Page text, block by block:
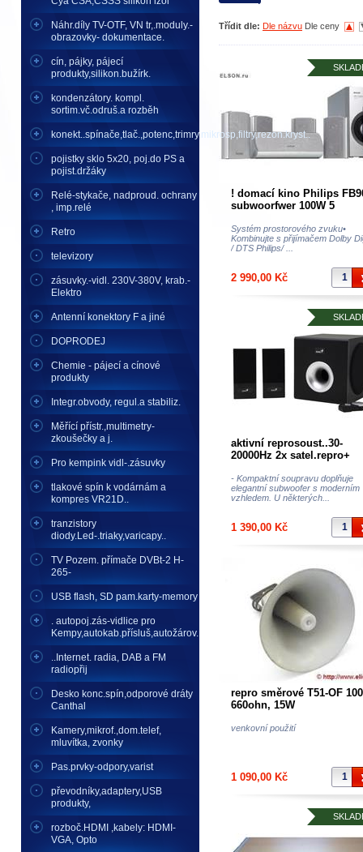
Náhr.díly TV-OTF, VN tr,.moduly.-
obrazovky- dokumentace.
cín, pájky, pájecí
produkty,silikon.bužírk.
kondenzátory. kompl.
sortim.vč.odruš.a rozběh
konekt..spínače,tlač.,potenc,trimry,mikrosp,filtry,rezon.kryst..
pojistky sklo 5x20, poj.do PS a
pojist.držáky
Relé-stykače, nadproud. ochrany
, imp.relé
Retro
televizory
zásuvky.-vidl. 230V-380V, krab.-
Elektro
Antenní konektory F a jiné
DOPRODEJ
Chemie - pájecí a cínové
produkty
Integr.obvody, regul.a stabiliz.
Měřící přístr.,multimetry-
zkoušečky a j.
Pro kempink vidl-.zásuvky
tlakové spín k vodárnám a
kompres VR21D..
tranzistory
diody.Led-.triaky,varicapy..
TV Pozem. přímače DVBt-2 H-
265-
USB flash, SD pam.karty-memory
. autopoj.zás-vidlice pro
Kempy,autokab.přísluš,autožárov.
..Internet. radia, DAB a FM
radiopřij
Desko konc.spín,odporové dráty
Canthal
Kamery,mikrof.,dom.telef,
mluvítka, zvonky
Pas.prvky-odpory,varist
převodníky,adaptery,USB
produkty,
rozboč.HDMI ,kabely: HDMI-
VGA, Opto
Třídit dle: Dle názvu Dle ceny
! domací kino Philips
subwoorfwer 100W 5
Systém prostorového zvuku•
Kombinujte s přijímačem Dolby
/ DTS Philips/ ...
2 990,00 Kč
aktivní reprosoust..30-
20000Hz 2x satel.repro+
Genius vhodné k TV, a j.
- Kompaktní soupravu doplňuje
elegantní subwoofer s moderním
vzhledem. U některých...
1 390,00 Kč
repro směrové T51-OF
660ohn, 15W
venkovní použití
1 090,00 Kč